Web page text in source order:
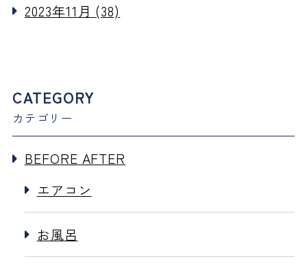
2023年11月 (38)
CATEGORY
カテゴリー
BEFORE AFTER
エアコン
お風呂